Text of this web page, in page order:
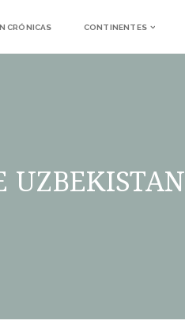
CRÓNICAS CONTINENTES
UZBEKISTAN